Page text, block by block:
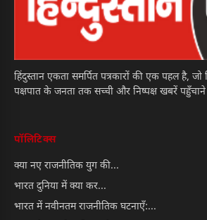
हिंदुस्तान एकता समर्पित पत्रकारों की एक पहल है, जो
पक्षपात के जनता तक सच्ची और निष्पक्ष खबरें पहुँचाने
पॉलिटिक्स
क्या नए राजनीतिक युग की...
भारत दुनिया में क्या कर...
भारत में नवीनतम राजनीतिक घटनाएँ:...